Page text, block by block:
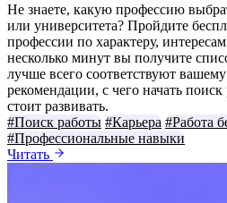
Не знаете, какую профессию
или университета? Пройдите
профессии по характеру,
несколько минут вы получите
лучше всего соответствуют
рекомендации, с чего начать
стоит развивать.
#Поиск работы #Карьера #Работа
#Профессиональные навыки
Читать